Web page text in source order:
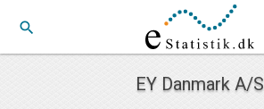
search
EY Danmark A/S